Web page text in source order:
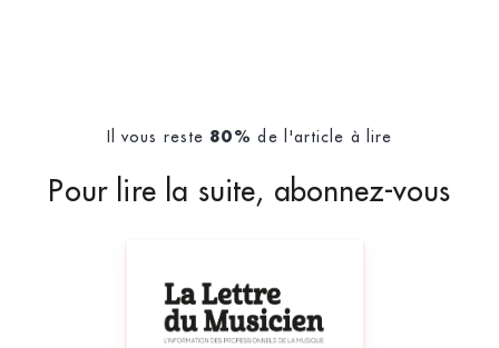
Il vous reste 80% de l'article à lire
Pour lire la suite, abonnez-vous